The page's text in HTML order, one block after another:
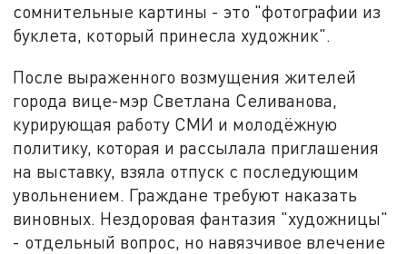
сомнительные картины - это "фотографии из
буклета, который принесла художник".
После выраженного возмущения жителей
города вице-мэр Светлана Селиванова,
курирующая работу СМИ и молодёжную
политику, которая и рассылала приглашения
на выставку, взяла отпуск с последующим
увольнением. Граждане требуют наказать
виновных. Нездоровая фантазия "художницы"
- отдельный вопрос, но навязчивое влечение